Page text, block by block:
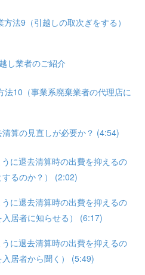
法9（引越しの取次ぎをする）
し業者のご紹介
10（事業系廃棄業者の代理店に
算の見直しが必要か？ (4:54)
に退去清算時の出費を抑えるの
るのか？） (2:02)
に退去清算時の出費を抑えるの
居者に知らせる） (6:17)
に退去清算時の出費を抑えるの
居者から聞く） (5:49)